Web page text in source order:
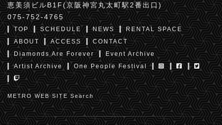
恵美須ビルB1F(京阪神宮丸太町駅2番出口)
075-752-4765
TOP SCHEDULE NEWS
RENTAL SPACE
ABOUT
ACCESS
CONTACT
Diamonds Are Forever
Event Archive
Artist Archive
One People Festival
METRO WEB SITE Search